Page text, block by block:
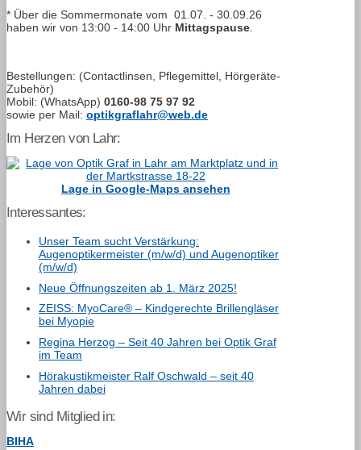
* Über die Sommermonate vom 01.07. - 30.09.26
haben wir von 13:00 - 14:00 Uhr Mittagspause
Bestellungen: (Contactlinsen, Pflegemittel, Hörgeräte-
Zubehör)
Mobil: (WhatsApp) 0160-98 75 97 92
sowie per Mail: optikgraflahr@web.de
Im Herzen von Lahr:
Lage in Google-Maps ansehen
Interessantes:
Unser Team sucht Verstärkung:
Augenoptikermeister (m/w/d) und Augenoptiker
(m/w/d)
Neue Öffnungszeiten ab 1. März 2025!
ZEISS: MyoCare® – Kindgerechte Brillengläser
bei Myopie
Regina Herzog – Seit 40 Jahren bei Optik Graf
im Team
Hörakustikmeister Ralf Oschwald – seit 40
Jahren dabei
Wir sind Mitglied in:
BIHA